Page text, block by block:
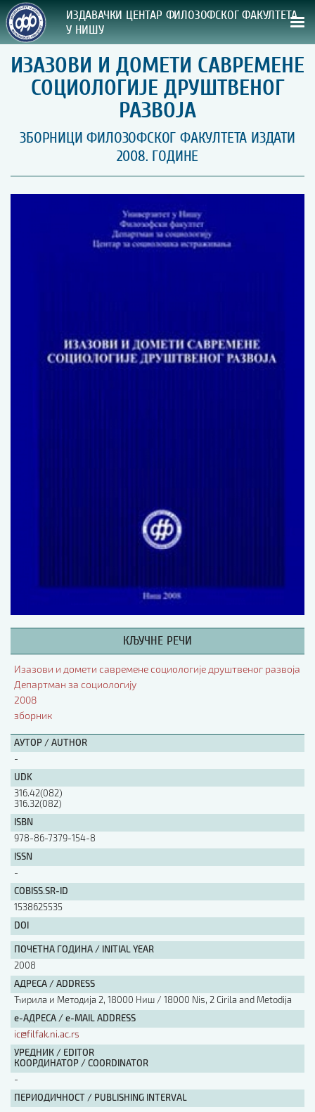
ИЗДАВАЧКИ ЦЕНТАР ФИЛОЗОФСКОГ ФАКУЛТЕТА
У НИШУ
СВА НАША ИЗДАЊА
ВРСТА ИЗДАЊА:
ГОДИНА ОБЈАВЉИВАЊА:
УПУТСТВА
Правилник о издавачкој делатности
Упутство за бирање лиценце
Уговор са аутором
АУТОР / AUTHOR
UDK
ISBN
ISSN
COBISS.SR-ID
DOI
ИЗАЗОВИ И ДОМЕТИ САВРЕМЕНЕ
СОЦИОЛОГИЈЕ ДРУШТВЕНОГ
РАЗВОЈА
ЗБОРНИЦИ ФИЛОЗОФСКОГ ФАКУЛТЕТА ИЗДАТИ
2008. ГОДИНЕ
КЉУЧНЕ РЕЧИ
Изазови и домети савремене социологије друштвеног развоја
Департман за социологију
2008
зборник
АУТОР / AUTHOR
-
UDK
316.42(082)
316.32(082)
ISBN
978-86-7379-154-8
ISSN
-
COBISS.SR-ID
1538625535
DOI
ПОЧЕТНА ГОДИНА / INITIAL YEAR
2008
АДРЕСА / ADDRESS
Ћирила и Методија 2, 18000 Ниш / 18000 Nis, 2 Cirila and Metodija
е-АДРЕСА / e-MAIL ADDRESS
ic@filfak.ni.ac.rs
УРЕДНИК / EDITOR
КООРДИНАТОР / COORDINATOR
-
ПЕРИОДИЧНОСТ / PUBLISHING INTERVAL